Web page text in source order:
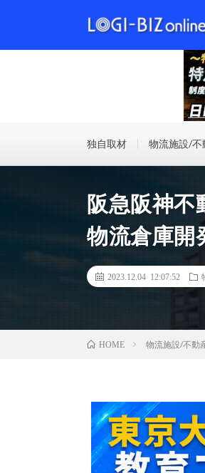
独自取材 物流施設/不
阪急阪神不
物流倉庫開
2023.12.04 12:07:52
HOME 物流施設/不動